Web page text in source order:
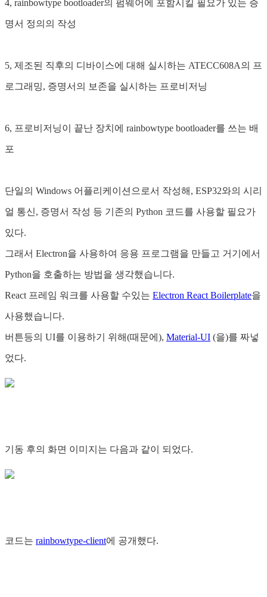
4, rainbowtype bootloader의 펌웨어에 포함시킬 필요가 있는 증
명서 정의의 작성
5, 제조된 직후의 디바이스에 대해 실시하는 ATECC608A의 프
로그래밍, 증명서의 보존을 실시하는 프로비저닝
6, 프로비저닝이 끝난 장치에 rainbowtype bootloader를 쓰는 배
포
단일의 Windows 어플리케이션으로서 작성해, ESP32와의 시리
얼 통신, 증명서 작성 등 기존의 Python 코드를 사용할 필요가
있다.
그래서 Electron을 사용하여 응용 프로그램을 만들고 거기에서
Python을 호출하는 방법을 생각했습니다.
React 프레임 워크를 사용할 수있는 Electron React Boilerplate을
사용했습니다.
버튼등의 UI를 이용하기 위해(때문에), Material-UI (을)를 짜넣
었다.
기동 후의 화면 이미지는 다음과 같이 되었다.
코드는 rainbowtype-client에 공개했다.